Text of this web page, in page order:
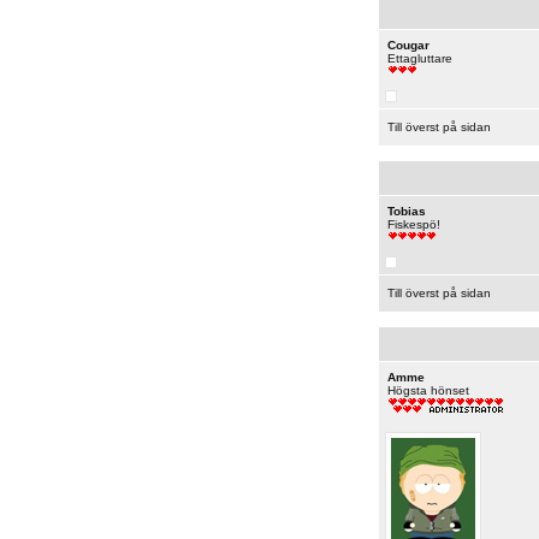
Cougar
Ettagluttare
Till överst på sidan
Tobias
Fiskespö!
Till överst på sidan
Amme
Högsta hönset